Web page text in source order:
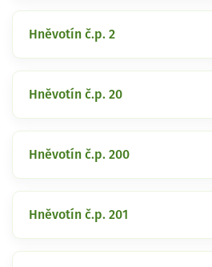
Hněvotín č.p. 2
Hněvotín č.p. 20
Hněvotín č.p. 200
Hněvotín č.p. 201